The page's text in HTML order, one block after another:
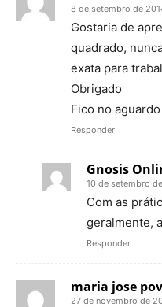
8 de setembro de
Gostaria de
quadrado,
exata para
Obrigado
Fico no aguardo
Responder
Gnosis
10 de setembro
Com as
geralmente,
Responder
maria jose
27 de novembro de